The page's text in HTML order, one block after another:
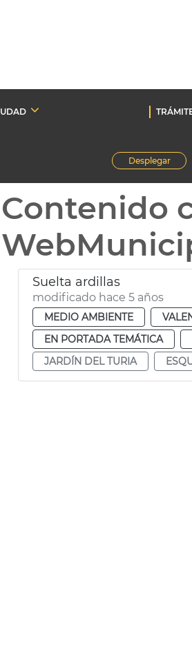
Desplegar
Contenido
Suelta ardillas
modificado hace 5 años
MEDIO AMBIENTE
EN PORTADA TEMÁTICA
JARDÍN DEL TURIA